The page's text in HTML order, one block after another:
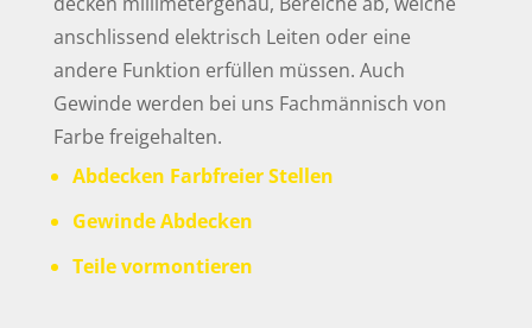
anschlissend elektrisch Leiten oder eine
andere Funktion erfüllen müssen. Auch
Gewinde werden bei uns Fachmännisch von
Farbe freigehalten.
Abdecken Farbfreier Stellen
Gewinde Abdecken
Teile vormontieren